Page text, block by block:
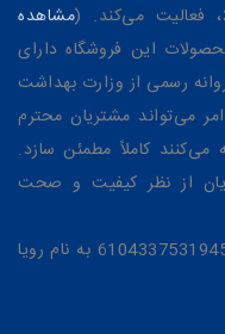
مشاهده
این فروشگاه دارای
رسمی از وزارت بهداشت
می‌تواند مشتریان محترم
کاملاً مطمئن سازد.
از نظر کیفیت و صحت
شماره کارت جهت خرید محصولات : 6104337531945416 به نام رویا